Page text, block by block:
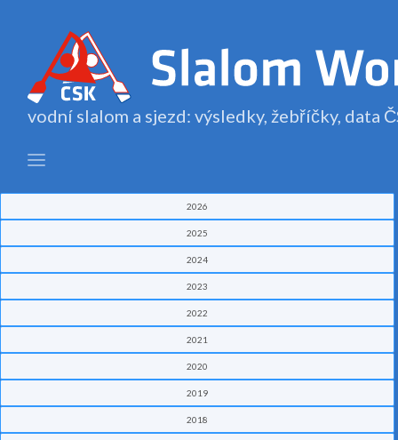
vodní slalom a sjezd: výsledky, žebříčky, data
2026
2025
2024
2023
2022
2021
2020
2019
2018